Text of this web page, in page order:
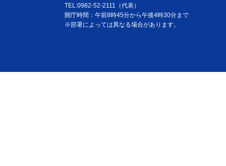
TEL:0982-52-2111（代表）
開庁時間：午前8時45分から午後4時30分まで
※部署によっては異なる場合があります。